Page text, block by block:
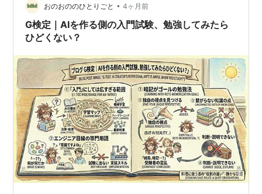
検討できる。未経験に近い人は8月回へ合わせず、次回以
降を見据え…
おのおののひとりごと • 4ヶ月前
G検定｜AIを作る側の入門試験、勉強してみたら
ひどくない？